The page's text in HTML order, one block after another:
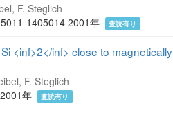
F. Steglich
1405014 2001年
査読有り
<inf>2</inf> close to magnetically
F. Steglich
年
査読有り